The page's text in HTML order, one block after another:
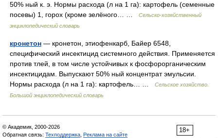
50% ный к. э. Нормы расхода (л на 1 га): картофель (семенные
посевы) 1, горох (кроме зелёного… …
Сельско-хозяйственный
энциклопедический словарь
кронетон — кронетон, этиофенкарб, Байер 6548,
специфический инсектицид системного действия. Применяется
против тлей, в том числе устойчивых к фосфорорганическим
инсектицидам. Выпускают 50% ный концентрат эмульсии.
Нормы расхода (л на 1 га): картофель… …
Сельское хозяйство.
Большой энциклопедический словарь
18+
© Академик, 2000-2026
Обратная связь: Техподдержка Реклама на сайте